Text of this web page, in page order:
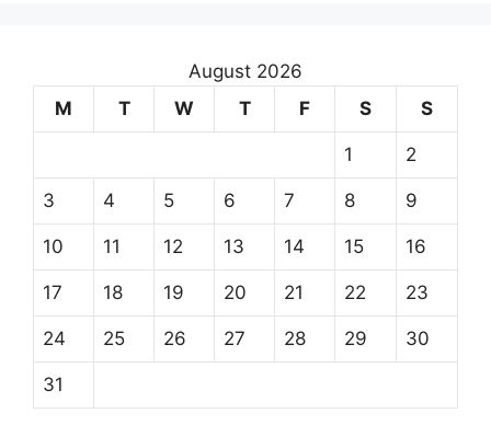
August 2026
M
T W T F S S
1 2
3 4 5 6 7 8 9
10 11 12 13 14 15 16
17 18 19 20 21 22 23
24 25 26 27 28 29 30
31